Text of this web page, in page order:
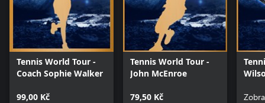
Tennis World Tour -
Coach Sophie Walker
99,00 Kč
Tennis World Tour -
John McEnroe
79,50 Kč